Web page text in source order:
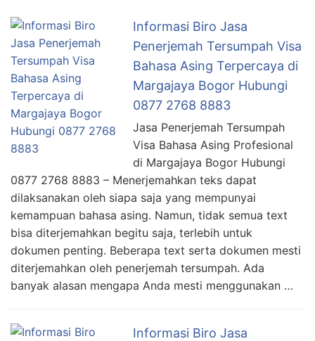
Informasi Biro Jasa
Penerjemah Tersumpah Visa
Bahasa Asing Terpercaya di
Margajaya Bogor Hubungi
0877 2768 8883
Jasa Penerjemah Tersumpah
Visa Bahasa Asing Profesional
di Margajaya Bogor Hubungi
0877 2768 8883 – Menerjemahkan teks dapat
dilaksanakan oleh siapa saja yang mempunyai
kemampuan bahasa asing. Namun, tidak semua text
bisa diterjemahkan begitu saja, terlebih untuk
dokumen penting. Beberapa text serta dokumen mesti
diterjemahkan oleh penerjemah tersumpah. Ada
banyak alasan mengapa Anda mesti menggunakan …
Informasi Biro Jasa